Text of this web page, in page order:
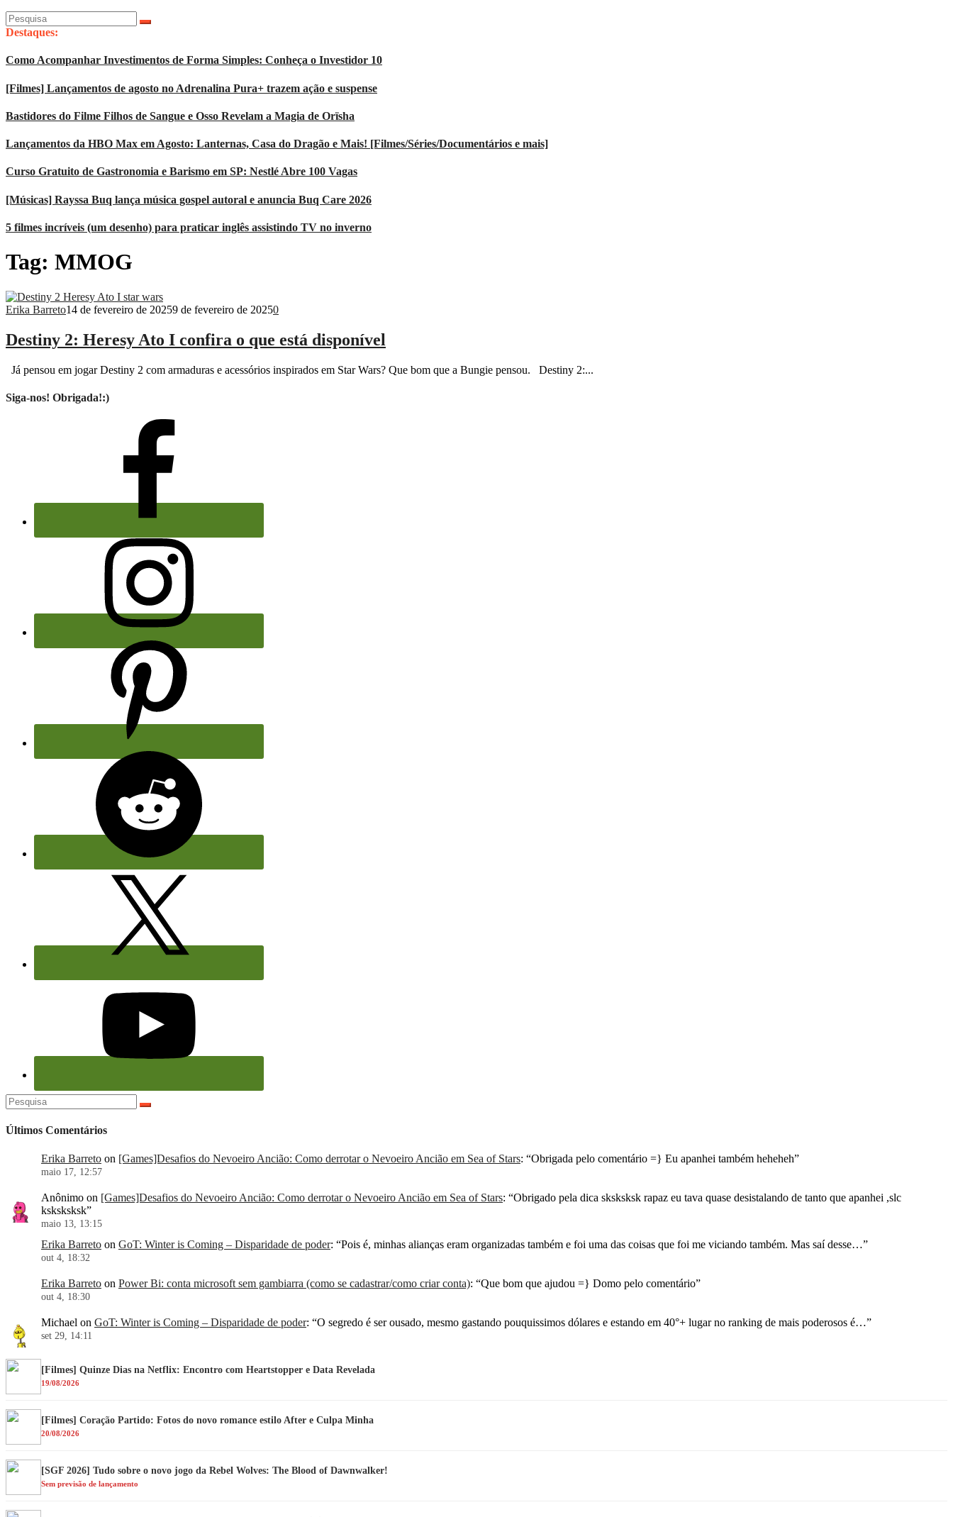
Pesquisar
por:
Destaques:
Como Acompanhar Investimentos de Forma Simples: Conheça o Investidor 10
[Filmes] Lançamentos de agosto no Adrenalina Pura+ trazem ação e suspense
Bastidores do Filme Filhos de Sangue e Osso Revelam a Magia de Orïsha
Lançamentos da HBO Max em Agosto: Lanternas, Casa do Dragão e Mais! [Filmes/Séries/Documentários e mais]
Curso Gratuito de Gastronomia e Barismo em SP: Nestlé Abre 100 Vagas
[Músicas] Rayssa Buq lança música gospel autoral e anuncia Buq Care 2026
5 filmes incríveis (um desenho) para praticar inglês assistindo TV no inverno
Tag: MMOG
Erika Barreto14 de fevereiro de 20259 de fevereiro de 20250
Destiny 2: Heresy Ato I confira o que está disponível
Já pensou em jogar Destiny 2 com armaduras e acessórios inspirados em Star Wars? Que bom que a Bungie pensou. Destiny 2:...
Siga-nos! Obrigada!:)
Pesquisar
por:
Últimos Comentários
Erika Barreto on [Games]Desafios do Nevoeiro Ancião: Como derrotar o Nevoeiro Ancião em Sea of Stars: “Obrigada pelo comentário =} Eu apanhei também heheheh”
maio 17, 12:57
Anônimo on [Games]Desafios do Nevoeiro Ancião: Como derrotar o Nevoeiro Ancião em Sea of Stars: “Obrigado pela dica sksksksk rapaz eu tava quase desistalando de tanto que apanhei ,slc
ksksksksk”
maio 13, 13:15
Erika Barreto on GoT: Winter is Coming – Disparidade de poder: “Pois é, minhas alianças eram organizadas também e foi uma das coisas que foi me viciando também. Mas saí desse…”
out 4, 18:32
Erika Barreto on Power Bi: conta microsoft sem gambiarra (como se cadastrar/como criar conta): “Que bom que ajudou =} Domo pelo comentário”
out 4, 18:30
Michael on GoT: Winter is Coming – Disparidade de poder: “O segredo é ser ousado, mesmo gastando pouquissimos dólares e estando em 40°+ lugar no ranking de mais poderosos é…”
set 29, 14:11
[Filmes] Quinze Dias na Netflix: Encontro com Heartstopper e Data Revelada
19/08/2026
[Filmes] Coração Partido: Fotos do novo romance estilo After e Culpa Minha
20/08/2026
[SGF 2026] Tudo sobre o novo jogo da Rebel Wolves: The Blood of Dawnwalker!
Sem previsão de lançamento